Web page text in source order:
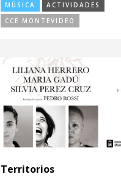
MÚSICA
ACTIVIDADES
CCE MONTEVIDEO
Territorios